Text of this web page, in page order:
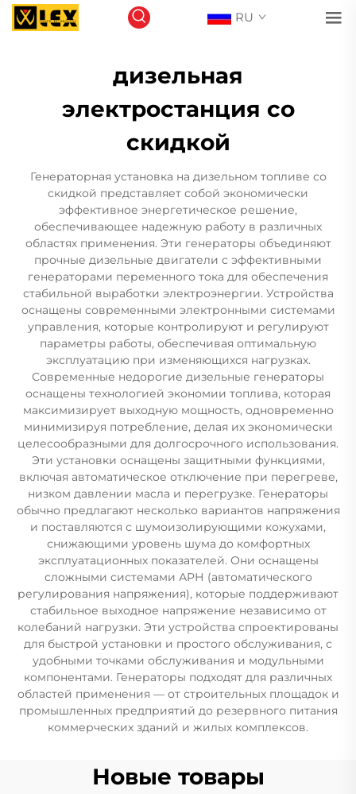
RU
дизельная
электростанция со
скидкой
Генераторная установка на дизельном топливе со
скидкой представляет собой экономически
эффективное энергетическое решение,
обеспечивающее надежную работу в различных
областях применения. Эти генераторы объединяют
прочные дизельные двигатели с эффективными
генераторами переменного тока для обеспечения
стабильной выработки электроэнергии. Устройства
оснащены современными электронными системами
управления, которые контролируют и регулируют
параметры работы, обеспечивая оптимальную
эксплуатацию при изменяющихся нагрузках.
Современные недорогие дизельные генераторы
оснащены технологией экономии топлива, которая
максимизирует выходную мощность, одновременно
минимизируя потребление, делая их экономически
целесообразными для долгосрочного использования.
Эти установки оснащены защитными функциями,
включая автоматическое отключение при перегреве,
низком давлении масла и перегрузке. Генераторы
обычно предлагают несколько вариантов напряжения
и поставляются с шумоизолирующими кожухами,
снижающими уровень шума до комфортных
эксплуатационных показателей. Они оснащены
сложными системами АРН (автоматического
регулирования напряжения), которые поддерживают
стабильное выходное напряжение независимо от
колебаний нагрузки. Эти устройства спроектированы
для быстрой установки и простого обслуживания, с
удобными точками обслуживания и модульными
компонентами. Генераторы подходят для различных
областей применения — от строительных площадок и
промышленных предприятий до резервного питания
коммерческих зданий и жилых комплексов.
Новые товары